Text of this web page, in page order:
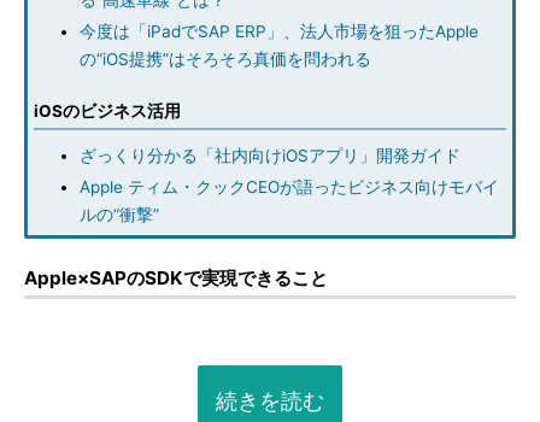
今度は「iPadでSAP ERP」、法人市場を狙ったApple
の“iOS提携”はそろそろ真価を問われる
iOSのビジネス活用
ざっくり分かる「社内向けiOSアプリ」開発ガイド
Apple ティム・クックCEOが語ったビジネス向けモバイ
ルの“衝撃”
Apple×SAPのSDKで実現できること
続きを読む